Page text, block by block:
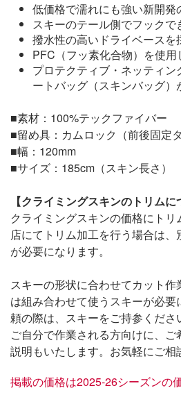
低価格で濡れにも強い新開発
スキーのテール側でフック
撥水性の高いドライベースを
PFC（フッ素化合物）を使
プロテクティブ・ネッティン
ートバッグ（スキンバッグ）
■素材：100%テックファイバー
■留め具：カムロック（前後固定タ
■幅：120mm
■サイズ：185cm（スキン長さ）
【クライミングスキンのトリムに
クライミングスキンの価格にト
店にてトリム加工を行う場合は、
が必要になります。
スキーの形状に合わせてカット
は組み合わせて使うスキーが必
頼の際は、スキーをご持参くださ
ご自分で作業される方向けに、
説明もいたします。お気軽にご相
掲載の価格は2025-26シーズンの